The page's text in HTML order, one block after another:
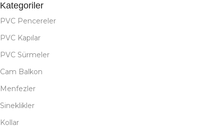
Kategoriler
PVC Pencereler
PVC Kapılar
PVC Sürmeler
Cam Balkon
Menfezler
Sineklikler
Kollar